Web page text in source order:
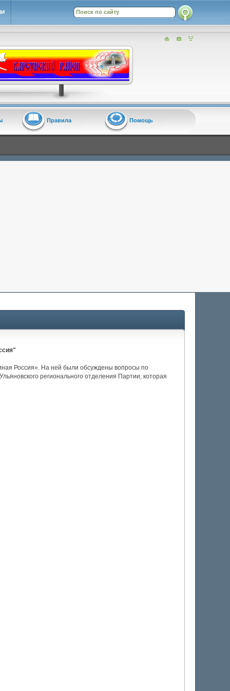
Правила Помощь
Россия». На ней были обсуждены вопросы по
регионального отделения Партии, которая